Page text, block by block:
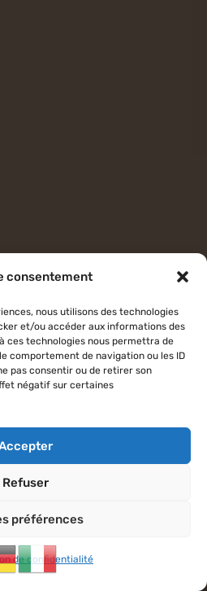
consentement
nous utilisons des technologies
et/ou accéder aux informations des
ces technologies nous permettra de
comportement de navigation ou les ID
pas consentir ou de retirer son
négatif sur certaines
Refuser
préférences
de confidentialité